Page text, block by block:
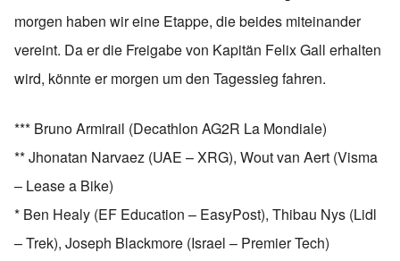
morgen haben wir eine Etappe, die beides miteinander
vereint. Da er die Freigabe von Kapitän Felix Gall erhalten
wird, könnte er morgen um den Tagessieg fahren.
*** Bruno Armirail (Decathlon AG2R La Mondiale)
** Jhonatan Narvaez (UAE – XRG), Wout van Aert (Visma
– Lease a Bike)
* Ben Healy (EF Education – EasyPost), Thibau Nys (Lidl
– Trek), Joseph Blackmore (Israel – Premier Tech)